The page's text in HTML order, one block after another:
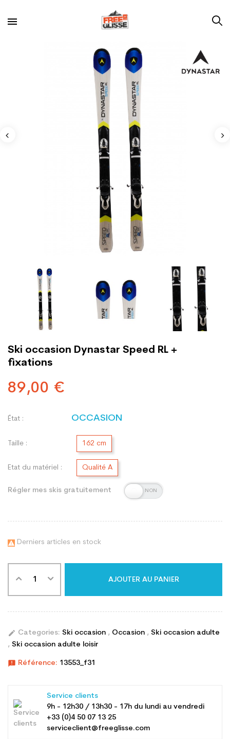
Ski occasion Dynastar Speed RL +
fixations
89,00 €
État : OCCASION
Taille : 162 cm
Etat du matériel : Qualité A
Régler mes skis gratuitement
 Derniers articles en stock
AJOUTER AU PANIER
edit Categories: Ski occasion , Occasion , Ski occasion adulte
, Ski occasion adulte loisir
announcement Référence: 13553_f31
Service clients
9h - 12h30 / 13h30 - 17h du lundi au vendredi
+33 (0)4 50 07 13 25
serviceclient@freeglisse.com